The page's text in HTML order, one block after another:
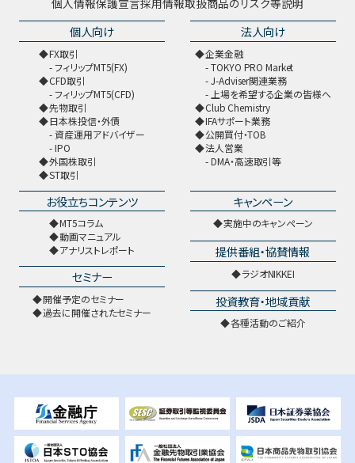
個人向け
FX取引
フィリップMT5(FX)
CFD取引
フィリップMT5(CFD)
先物取引
日本株投信・外債
資産運用アドバイザー
IPO
外国株取引
ST取引
法人向け
企業金融
TOKYO PRO Market
J-Adviser関連業務
上場を希望する企業の皆様へ
Club Chemistry
IFAサポート業務
公開買付・TOB
法人営業
DMA・高速取引等
お役立ちコンテンツ
MT5コラム
動画マニュアル
アナリストレポート
セミナー
開催予定のセミナー
過去に開催されたセミナー
キャンペーン
実施中のキャンペーン
提供番組・協賛情報
ラジオNIKKEI
投資教育・地域貢献
各種活動のご紹介